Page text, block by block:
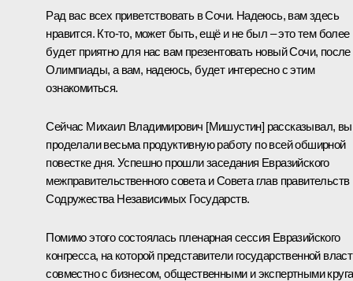
Рад вас всех приветствовать в Сочи. Надеюсь, вам здесь
нравится. Кто-то, может быть, ещё и не был – это тем более
будет приятно для нас вам презентовать новый Сочи, после
Олимпиады, а вам, надеюсь, будет интересно с этим
ознакомиться.
Сейчас Михаил Владимирович [Мишустин] рассказывал, вы
проделали весьма продуктивную работу по всей обширной
повестке дня. Успешно прошли заседания Евразийского
межправительственного совета и Совета глав правительств
Содружества Независимых Государств.
Помимо этого состоялась пленарная сессия Евразийского
конгресса, на которой представители государственной
совместно с бизнесом, общественными и экспертными